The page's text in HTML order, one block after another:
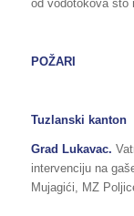
od vodotokova što
POŽARI
Tuzlanski kanton
Grad Lukavac.
intervenciju na
Mujagići, MZ